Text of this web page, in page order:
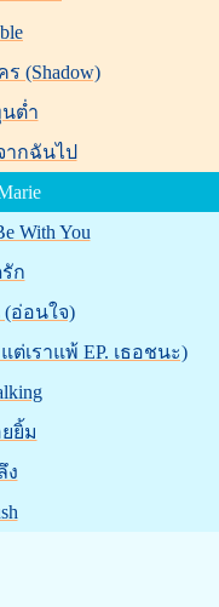
(Shadow)
ต่ำ
ากฉันไป
With You
ก
อ่อนใจ)
ต่เราแพ้ EP. เธอชนะ)
ยิ้ม
ง